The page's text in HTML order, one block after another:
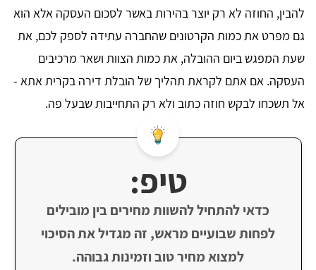
להבין, החוזה לא רק יוצר בהירות באשר לסכום העסקה אלא הוא
גם מפרט את כמות הקרטונים שהחברה עתידה לספק לכם, את
שעת המפגש ביום ההובלה, את כמות הצוות ושאר מרכיבים
העסקה. אם אתם לקראת תהליך של הובלת דירה בקרית אתא -
אל תשכחו לבקש חוזה כתוב ולא רק התחייבות שבעל פה.
טיפ:
כדאי להתחיל להשוות מחירים בין מובילים
לפחות שבועיים מראש, זה מגדיל את הסיכוי
למצוא מחיר טוב וזמינות גבוהה.